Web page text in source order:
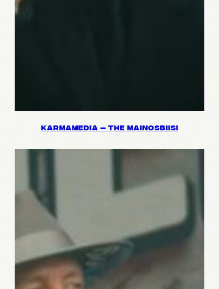
KARMA­ME­DIA — THE MAINOS­BIISI